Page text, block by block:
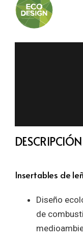
DESCRIPCIÓN
Insertables de
Diseño
de